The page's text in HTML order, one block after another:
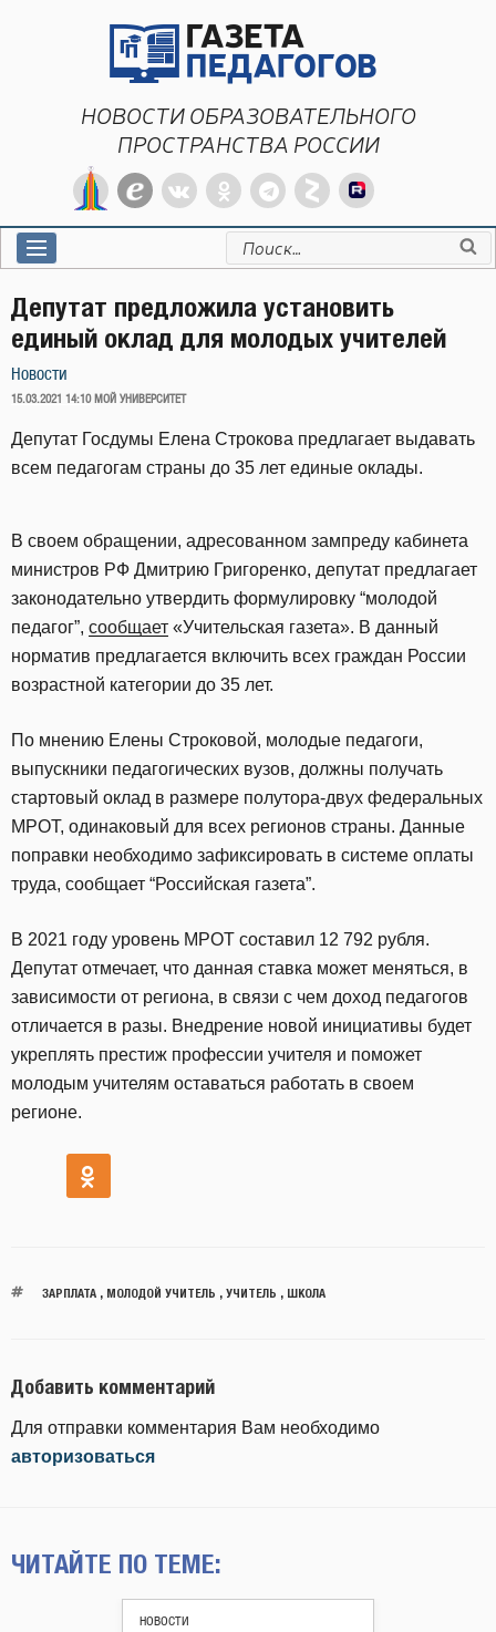
НОВОСТИ ОБРАЗОВАТЕЛЬНОГО
ПРОСТРАНСТВА РОССИИ
Искать:
Депутат предложила установить
единый оклад для молодых учителей
Новости
ОПУБЛИКОВАНО
15.03.2021 14:10 МОЙ УНИВЕРСИТЕТ
Депутат Госдумы Елена Строкова предлагает выдавать
всем педагогам страны до 35 лет единые оклады.
В своем обращении, адресованном зампреду кабинета
министров РФ Дмитрию Григоренко, депутат предлагает
законодательно утвердить формулировку “молодой
педагог”, сообщает «Учительская газета». В данный
норматив предлагается включить всех граждан России
возрастной категории до 35 лет.
По мнению Елены Строковой, молодые педагоги,
выпускники педагогических вузов, должны получать
стартовый оклад в размере полутора-двух федеральных
МРОТ, одинаковый для всех регионов страны. Данные
поправки необходимо зафиксировать в системе оплаты
труда, сообщает “Российская газета”.
В 2021 году уровень МРОТ составил 12 792 рубля.
Депутат отмечает, что данная ставка может меняться, в
зависимости от региона, в связи с чем доход педагогов
отличается в разы. Внедрение новой инициативы будет
укреплять престиж профессии учителя и поможет
молодым учителям оставаться работать в своем
регионе.
ЗАРПЛАТА, МОЛОДОЙ УЧИТЕЛЬ , УЧИТЕЛЬ , ШКОЛА
Добавить комментарий
Для отправки комментария Вам необходимо
авторизоваться
ЧИТАЙТЕ ПО ТЕМЕ:
НОВОСТИ